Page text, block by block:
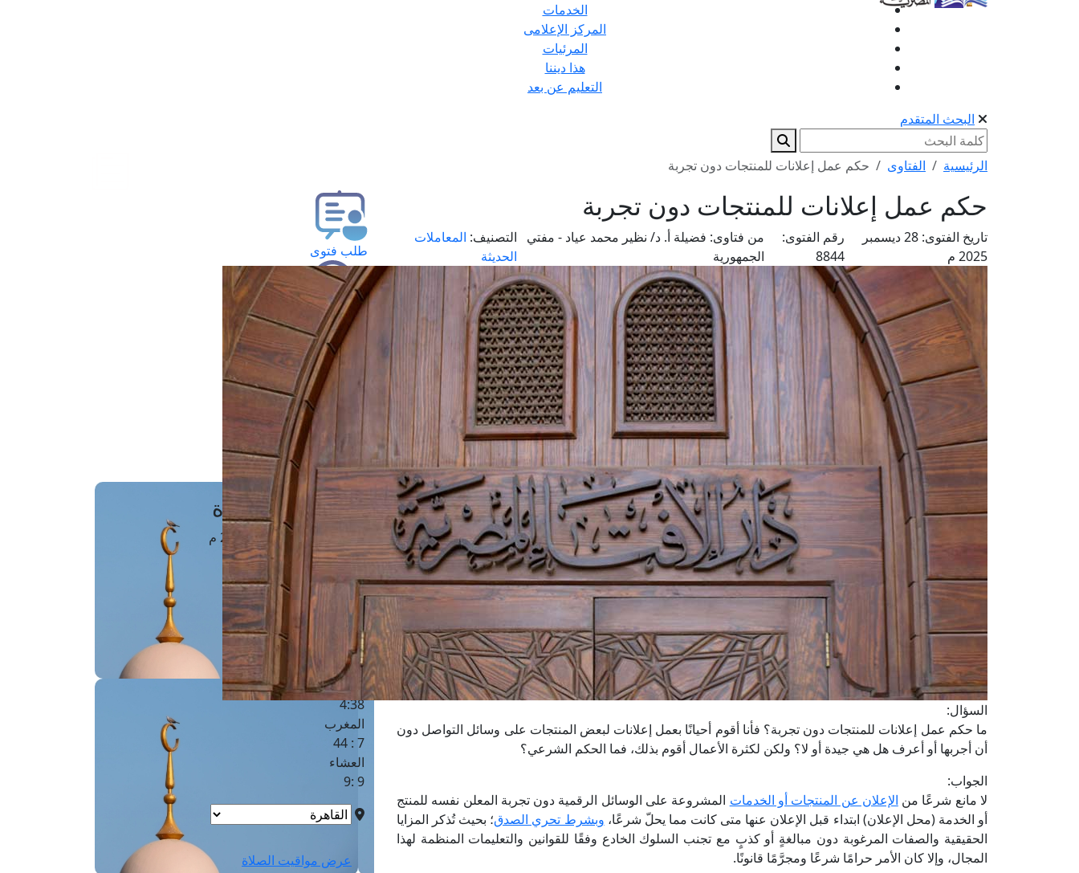
الخدمات
المركز الإعلامى
المرئيات
هذا ديننا
التعليم عن بعد
البحث المتقدم
الرئيسية الفتاوى حكم عمل إعلانات للمنتجات دون تجربة
حكم عمل إعلانات للمنتجات دون تجربة
تاريخ الفتوى:
28 ديسمبر
2025 م
رقم الفتوى:
8844
من فتاوى: فضيلة أ. د/ نظير محمد عياد - مفتي
الجمهورية
التصنيف: المعاملات
الحديثة
السؤال:
ما حكم عمل إعلانات للمنتجات دون تجربة؟ فأنا أقوم أحيانًا بعمل إعلانات لبعض المنتجات على وسائل التواصل دون
أن أجربها أو أعرف هل هي جيدة أو لا؟ ولكن لكثرة الأعمال أقوم بذلك، فما الحكم الشرعي؟
الجواب:
لا مانع شرعًا من الإعلان عن المنتجات أو الخدمات المشروعة على الوسائل الرقمية دون تجربة المعلن نفسه للمنتج
أو الخدمة (محل الإعلان) ابتداء قبل الإعلان عنها متى كانت مما يحلّ شرعًا، وبشرط تحري الصدق؛ بحيث تُذكر المزايا
الحقيقية والصفات المرغوبة دون مبالغةٍ أو كذبٍ مع تجنب السلوك الخادع وفقًا للقوانين والتعليمات المنظمة لهذا
المجال، وإلا كان الأمر حرامًا شرعًا ومجرَّمًا قانونًا.
طلب فتوى
استعلام عن فتوى
حجز موعد
الفتوى الهاتفية
مَواقِيتُ الصَّـــلاة
القاهرة · 07 أغسطس 2026 م
4 :41
الشروق
6 :17
الظهر
1 : 1
العصر
4:38
المغرب
7 : 44
العشاء
9 :9
عرض مواقيت الصلاة